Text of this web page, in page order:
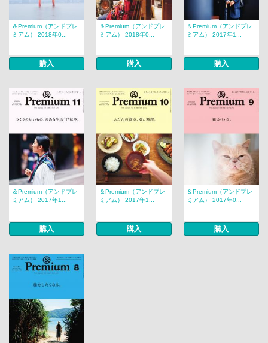
＆Premium（アンドプレ
ミアム） 2018年0...
購入
＆Premium（アンドプレ
ミアム） 2018年0...
購入
＆Premium（アンドプレ
ミアム） 2017年1...
購入
＆Premium（アンドプレ
ミアム） 2017年1...
購入
＆Premium（アンドプレ
ミアム） 2017年1...
購入
＆Premium（アンドプレ
ミアム） 2017年0...
購入